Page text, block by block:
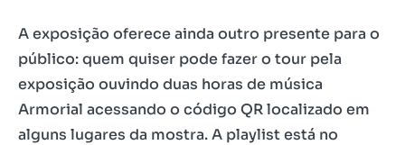
A exposição oferece ainda outro presente para o
público: quem quiser pode fazer o tour pela
exposição ouvindo duas horas de música
Armorial acessando o código QR localizado em
alguns lugares da mostra. A playlist está no